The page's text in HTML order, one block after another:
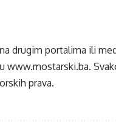
drugim portalima ili
www.mostarski.ba.
prava.